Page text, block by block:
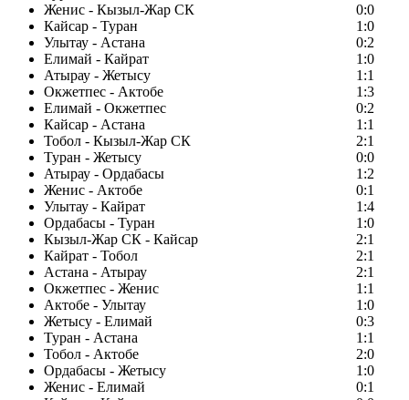
Женис - Кызыл-Жар СК
0:0
Кайсар - Туран
1:0
Улытау - Астана
0:2
Елимай - Кайрат
1:0
Атырау - Жетысу
1:1
Окжетпес - Актобе
1:3
Елимай - Окжетпес
0:2
Кайсар - Астана
1:1
Тобол - Кызыл-Жар СК
2:1
Туран - Жетысу
0:0
Атырау - Ордабасы
1:2
Женис - Актобе
0:1
Улытау - Кайрат
1:4
Ордабасы - Туран
1:0
Кызыл-Жар СК - Кайсар
2:1
Кайрат - Тобол
2:1
Астана - Атырау
2:1
Окжетпес - Женис
1:1
Актобе - Улытау
1:0
Жетысу - Елимай
0:3
Туран - Астана
1:1
Тобол - Актобе
2:0
Ордабасы - Жетысу
1:0
Женис - Елимай
0:1